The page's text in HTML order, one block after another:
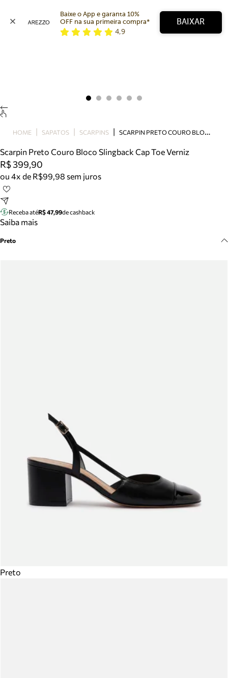
Bolsa
Tamanco
Tênis
Mule
Tire dúvidas sobre pedidos, devoluções e mais.
Baixe o App e garanta 10%
OFF na sua primeira compra*
4,9
BAIXAR
HOME SAPATOS SCARPINS S
CARPIN PRETO COURO BLOCO SLINGBACK CAP TOE VERNIZ
Scarpin Preto Couro Bloco Slingback Cap Toe Verniz
R$ 399,90
ou 4x de R$99,98 sem juros
Receba atéR$ 47,99de cashback
Saiba mais
Preto
Preto